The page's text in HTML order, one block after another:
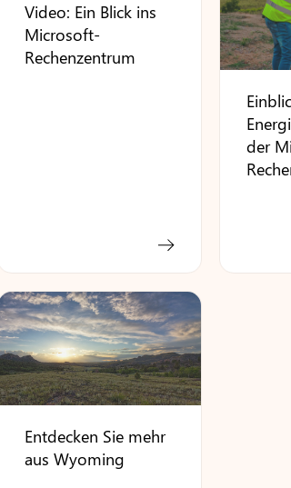
Video: Ein Blick ins
Microsoft-
Rechenzentrum
der
Entdecken Sie mehr
aus Wyoming